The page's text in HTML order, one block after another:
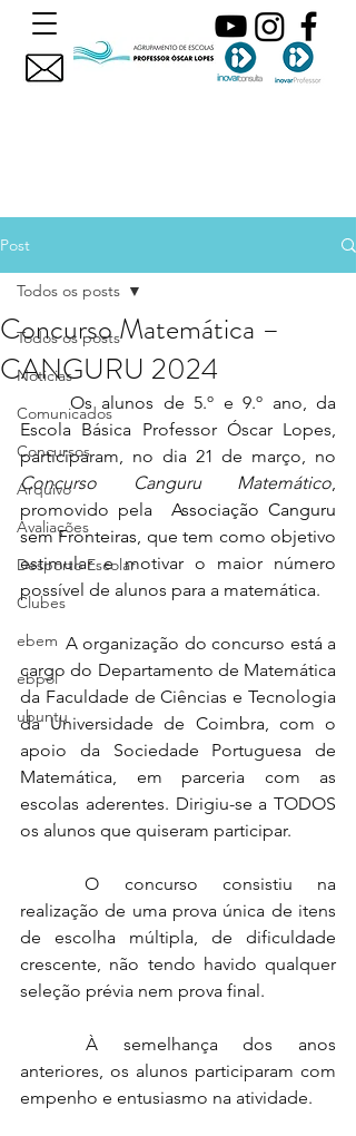
Post
Todos os posts
Noticias
Comunicados
Concursos
Arquivo
Avaliações
Desporto Escolar
Clubes
ebem
ebpol
ubuntu
Todos os posts
Concurso Matemática –
CANGURU 2024
	Os alunos de 5.º e 9.º ano, da
Escola Básica Professor Óscar Lopes,
Concurso Canguru Matemático,
promovido pela Associação Canguru
sem Fronteiras, que tem como objetivo
estimular e motivar o maior número
possível de alunos para a matemática.
	A organização do concurso está a
cargo do Departamento de Matemática
da Faculdade de Ciências e Tecnologia
da Universidade de Coimbra, com o
apoio da Sociedade Portuguesa de
Matemática, em parceria com as
escolas aderentes. Dirigiu-se a TODOS
os alunos que quiseram participar.
	O concurso consistiu na
realização de uma prova única de itens
de escolha múltipla, de dificuldade
crescente, não tendo havido qualquer
seleção prévia nem prova final.
anteriores, os alunos participaram com
empenho e entusiasmo na atividade.